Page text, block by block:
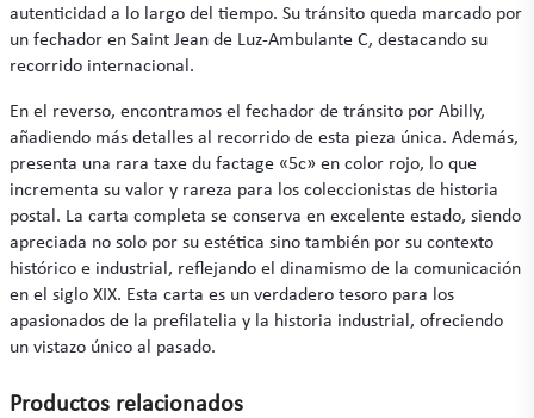
autenticidad a lo largo del tiempo. Su tránsito queda marcado por
un fechador en Saint Jean de Luz-Ambulante C, destacando su
recorrido internacional.
En el reverso, encontramos el fechador de tránsito por Abilly,
añadiendo más detalles al recorrido de esta pieza única. Además,
presenta una rara taxe du factage «5c» en color rojo, lo que
incrementa su valor y rareza para los coleccionistas de historia
postal. La carta completa se conserva en excelente estado, siendo
apreciada no solo por su estética sino también por su contexto
histórico e industrial, reflejando el dinamismo de la comunicación
en el siglo XIX. Esta carta es un verdadero tesoro para los
apasionados de la prefilatelia y la historia industrial, ofreciendo
un vistazo único al pasado.
Productos relacionados